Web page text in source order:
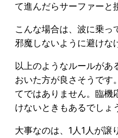
て進んだらサーファーと
こんな場合は、波に乗っ
邪魔しないように避けな
以上のようなルールがあ
おいた方が良さそうです
てではありません。臨機
けないときもあるでしょ
大事なのは、1人1人が譲